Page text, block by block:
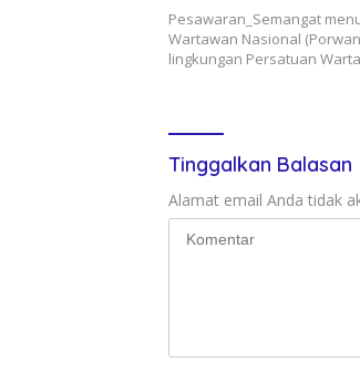
Pesawaran_Semangat
Wartawan Nasional
lingkungan Persatuan
Tinggalkan Balasan
Alamat email Anda tidak